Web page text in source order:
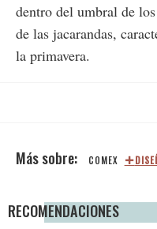
dentro del umbral de
de las jacarandas,
la primavera.
COMEX
RECOMENDACIONES